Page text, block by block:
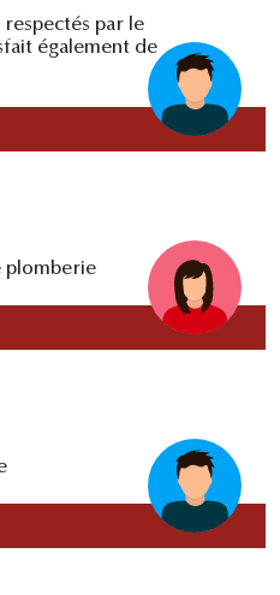
par le
également de
plomberie